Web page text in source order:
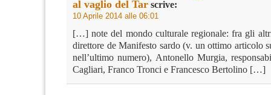
al vaglio del Tar scrive:
10 Aprile 2014 alle 06:01
[…] note del mondo culturale regionale: fra gli
direttore de Manifesto sardo (v. un ottimo articolo
nell’ultimo numero), Antonello Murgia,
Cagliari, Franco Tronci e Francesco Bertolino […]